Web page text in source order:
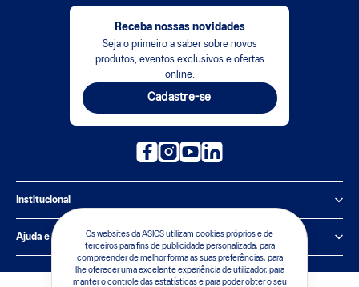
Os websites da ASICS utilizam cookies próprios e de
terceiros para fins de publicidade personalizada, para
compreender de melhor forma as suas preferências, para
lhe oferecer uma excelente experiência de utilizador, para
manter o controle das estatísticas e para poder obter o seu
Receba nossas novidades
Seja o primeiro a saber sobre novos
produtos, eventos exclusivos e ofertas
online.
Cadastre-se
Institucional
Política de Privacidade
Sobre a ASICS
Ajuda e suporte
Central de Relacionamento